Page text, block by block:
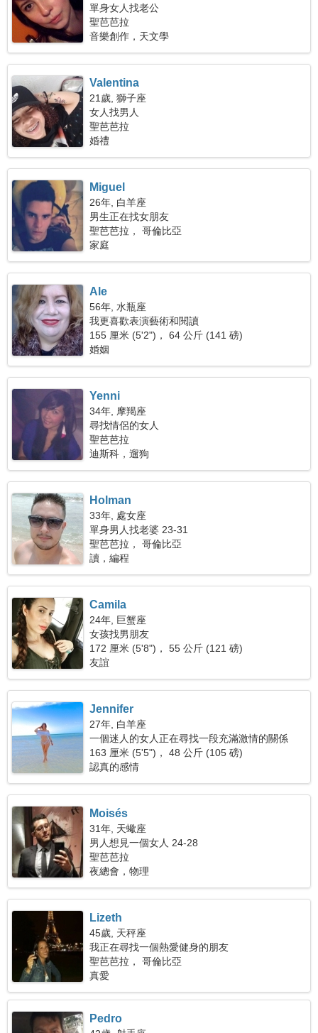
單身女人找老公
聖芭芭拉
音樂創作，天文學
Valentina
21歲, 獅子座
女人找男人
聖芭芭拉
婚禮
Miguel
26年, 白羊座
男生正在找女朋友
聖芭芭拉， 哥倫比亞
家庭
Ale
56年, 水瓶座
我更喜歡表演藝術和閱讀
155 厘米 (5'2")， 64 公斤 (141 磅)
婚姻
Yenni
34年, 摩羯座
尋找情侶的女人
聖芭芭拉
迪斯科，遛狗
Holman
33年, 處女座
單身男人找老婆 23-31
聖芭芭拉， 哥倫比亞
讀，編程
Camila
24年, 巨蟹座
女孩找男朋友
172 厘米 (5'8")， 55 公斤 (121 磅)
友誼
Jennifer
27年, 白羊座
一個迷人的女人正在尋找一段充滿激情的關係
163 厘米 (5'5")， 48 公斤 (105 磅)
認真的感情
Moisés
31年, 天蠍座
男人想見一個女人 24-28
聖芭芭拉
夜總會，物理
Lizeth
45歲, 天秤座
我正在尋找一個熱愛健身的朋友
聖芭芭拉， 哥倫比亞
真愛
Pedro